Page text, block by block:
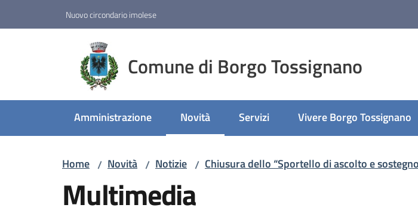
Nuovo circondario imolese
Comune di Borgo Tossignano
Amministrazione Novità
Menu selezionato
Servizi Vivere Borgo Tossignano
Home / Novità / Notizie / Chiusura dello “Sportello di ascolto e
Multimedia